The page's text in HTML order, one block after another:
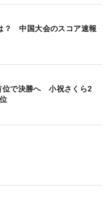
？ 中国大会のスコア速報
位で決勝へ 小祝さくら2